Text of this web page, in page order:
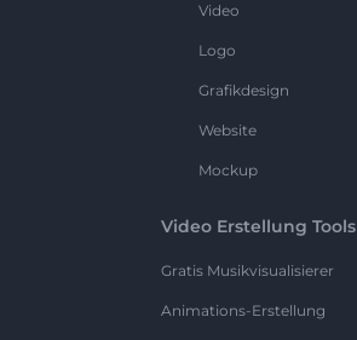
Video
Logo
Grafikdesign
Website
Mockup
Video Erstellung Tools
Gratis Musikvisualisierer
Animations-Erstellung